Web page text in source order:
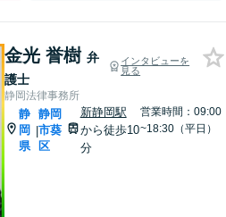
金光 誉樹 弁
護士
インタビューを
見る
静岡法律事務所
静
岡
県
|
静岡
市葵
区
新静岡駅
から徒歩10
分
営業時間：09:00
~18:30（平日）